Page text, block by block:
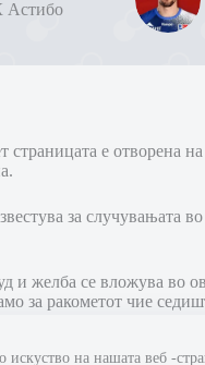
искуство на нашата веб -
Астибо
страницата е отворена
за случувањата
и желба се вложува во
за ракометот чие